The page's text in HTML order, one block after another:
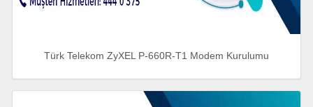
Türk Telekom ZyXEL P-660R-T1 Modem Kurulumu